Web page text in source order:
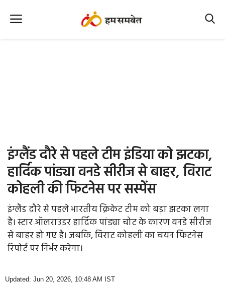
Office Office
Political Gossips
Farm & Food
Opinion
Photo Gallery
इंग्लैंड दौरे से पहले टीम इंडिया को झटका,
हार्दिक पांड्या वनडे सीरीज से बाहर, विराट
कोहली की फिटनेस पर सस्पेंस
इंग्लैंड दौरे से पहले भारतीय क्रिकेट टीम को बड़ा झटका लगा
है। स्टार ऑलराउंडर हार्दिक पांड्या चोट के कारण वनडे सीरीज
से बाहर हो गए हैं। जबकि, विराट कोहली का चयन फिटनेस
रिपोर्ट पर निर्भर करेगा।
Updated: Jun 20, 2026, 10:48 AM IST